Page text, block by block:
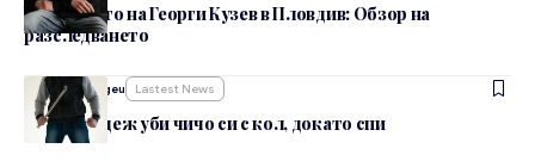
Убийството на Георги Кузев в Пловдив: Обзор на
разследването
Отadmin_nbgeu Lastest News
Пиян младеж уби чичо си с кол, докато спи